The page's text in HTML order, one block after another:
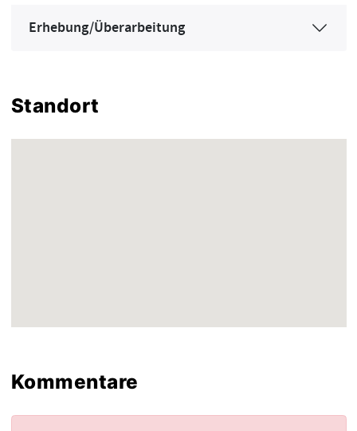
Erhebung/Überarbeitung
Standort
Kommentare